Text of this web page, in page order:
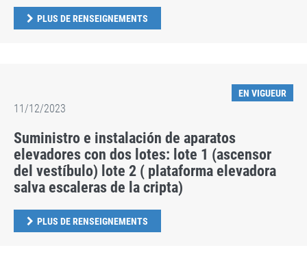
PLUS DE RENSEIGNEMENTS
EN VIGUEUR
11/12/2023
Suministro e instalación de aparatos
elevadores con dos lotes: lote 1 (ascensor
del vestíbulo) lote 2 ( plataforma elevadora
salva escaleras de la cripta)
PLUS DE RENSEIGNEMENTS